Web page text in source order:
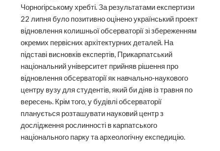
Чорногірському хребті. За результатами експертизи
22 липня було позитивно оцінено український проект
відновлення колишньої обсерваторії зі збереженням
окремих первісних архітектурних деталей. На
підставі висновків експертів, Прикарпатський
національний університет прийняв рішення про
відновлення обсерваторії як навчально-наукового
центру вузу для студентів, який би діяв із травня по
вересень. Крім того, у будівлі обсерваторії
планується розташувати науковий центр з
дослідження рослинності в карпатського
національного парку та археологічну експедицію.